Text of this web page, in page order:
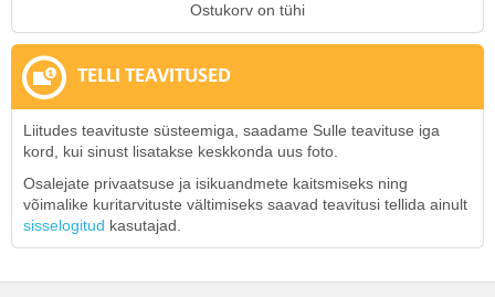
Ostukorv on tühi
TELLI TEAVITUSED
Liitudes teavituste süsteemiga, saadame Sulle teavituse iga
kord, kui sinust lisatakse keskkonda uus foto.
Osalejate privaatsuse ja isikuandmete kaitsmiseks ning
võimalike kuritarvituste vältimiseks saavad teavitusi tellida ainult
sisselogitud kasutajad.